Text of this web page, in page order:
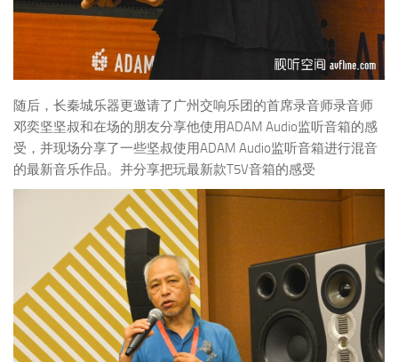
随后，长秦城乐器更邀请了广州交响乐团的首席录音师录音师
邓奕坚坚叔和在场的朋友分享他使用ADAM Audio监听音箱的感
受，并现场分享了一些坚叔使用ADAM Audio监听音箱进行混音
的最新音乐作品。并分享把玩最新款T5V音箱的感受